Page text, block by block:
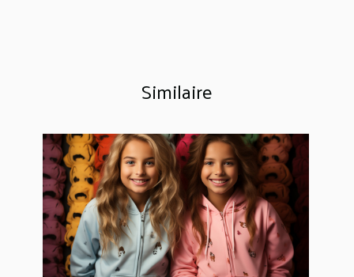
Similaire